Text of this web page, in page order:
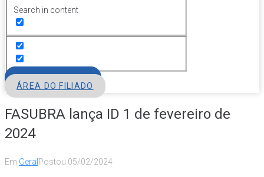
Search in content
ÁREA DO FILIADO
FASUBRA lança ID 1 de fevereiro de
2024
Em Geral Postou 05/02/2024